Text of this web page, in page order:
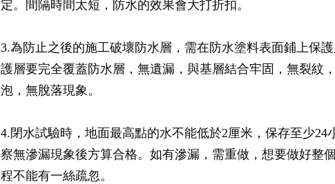
定。間隔時間太短，防水的效果會大打折扣。
3.為防止之後的施工破壞防水層，需在防水塗料表面鋪上保
護層要完全覆蓋防水層，無遺漏，與基層結合牢固，無裂紋
泡，無脫落現象。
4.閉水試驗時，地面最高點的水不能低於2厘米，保存至少24
察無滲漏現象後方算合格。如有滲漏，需重做，想要做好整
程不能有一絲疏忽。